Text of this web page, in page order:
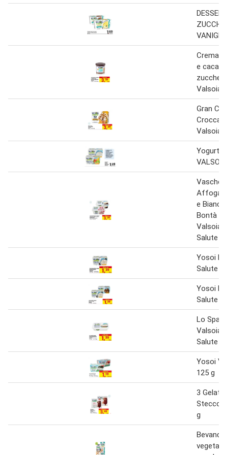
Crema
e cacao
Valsoia
Gran
Valsoia
Yogurt
VALSOIA
e
Bontà e
Valsoia
Salute
Yosoi
Salute
Yosoi
Salute
Lo
Valsoia
Salute
Yosoi
125 g
3 Gelato
Stecco
g
Bevanda